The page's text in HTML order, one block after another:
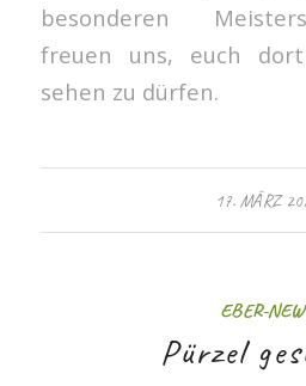
besonderen
freuen uns, euch
sehen zu dürfen.
17. MÄRZ
EBER-
Pürzel